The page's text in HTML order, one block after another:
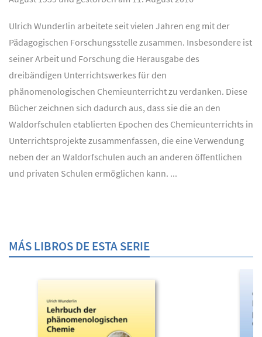
Ulrich Wunderlin arbeitete seit vielen Jahren eng mit der
Pädagogischen Forschungsstelle zusammen. Insbesondere ist
seiner Arbeit und Forschung die Herausgabe des
dreibändigen Unterrichtswerkes für den
phänomenologischen Chemieunterricht zu verdanken. Diese
Bücher zeichnen sich dadurch aus, dass sie die an den
Waldorfschulen etablierten Epochen des Chemieunterrichts in
Unterrichtsprojekte zusammenfassen, die eine Verwendung
neben der an Waldorfschulen auch an anderen öffentlichen
und privaten Schulen ermöglichen kann. ...
MÁS LIBROS DE ESTA SERIE